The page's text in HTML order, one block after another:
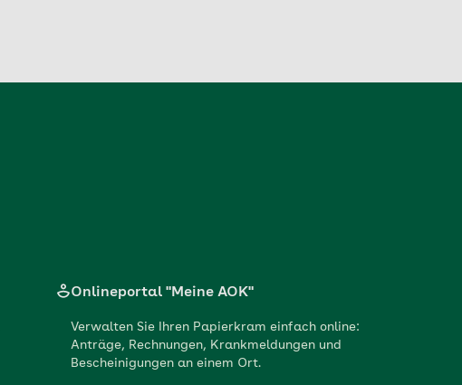
Onlineportal "Meine AOK"
Verwalten Sie Ihren Papierkram einfach online:
Anträge, Rechnungen, Krankmeldungen und
Bescheinigungen an einem Ort.